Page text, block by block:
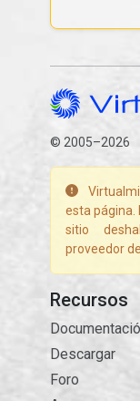
© 2005–2026
esta página.
sitio
proveedor
Recursos
Descargar
Foro